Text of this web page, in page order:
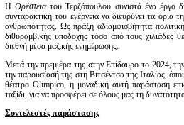
ΗΟρέστειατου Τερζόπουλου συνιστά ένα έργο
συνταρακτική του ενέργεια να διευρύνει τα όρια
ανθρωπότητας. Ως πράξη αδιαμφισβήτητα
διθυραμβικής υποδοχής τόσο από τους χιλιάδες
διεθνή μέσα μαζικής ενημέρωσης.
Μετά την πρεμιέρα της στην Επίδαυρο το 2024,
την παρουσίασή της στη Βιτσέντσα της Ιταλίας,
θέατρο Olimpico, η μοναδική αυτή παράσταση
ταξίδι, για να προσφέρει σε όλους μας τη
Συντελεστές παράστασης